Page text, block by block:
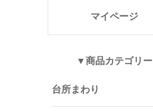
マイページ
▼商品カテゴリー
台所まわり